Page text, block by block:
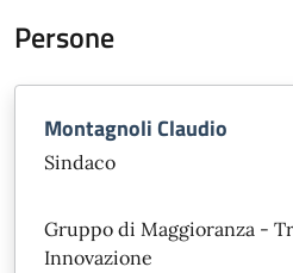
Persone
Montagnoli Claudio
Sindaco
Gruppo di Maggioranza -
Innovazione